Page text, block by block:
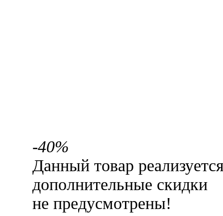
-40%
Данный товар
дополнительные скидки
не предусмотрены!